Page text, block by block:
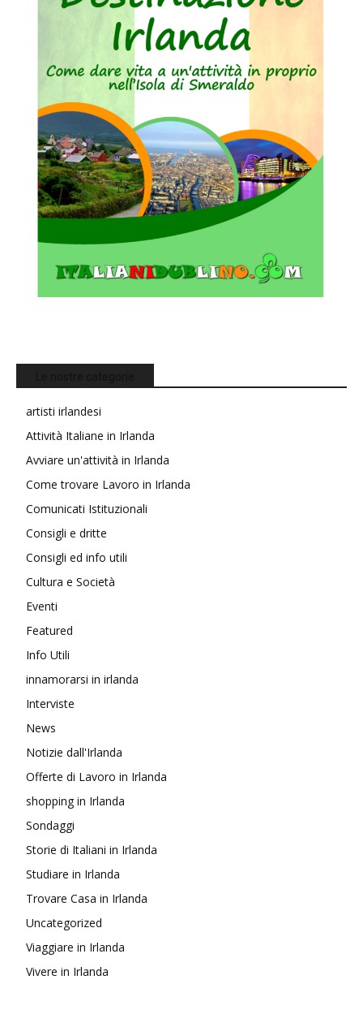
artisti irlandesi
Attività Italiane in Irlanda
Avviare un'attività in Irlanda
Come trovare Lavoro in Irlanda
Comunicati Istituzionali
Consigli e dritte
Consigli ed info utili
Cultura e Società
Eventi
Featured
Info Utili
innamorarsi in irlanda
Interviste
News
Notizie dall'Irlanda
Offerte di Lavoro in Irlanda
shopping in Irlanda
Sondaggi
Storie di Italiani in Irlanda
Studiare in Irlanda
Trovare Casa in Irlanda
Uncategorized
Viaggiare in Irlanda
Vivere in Irlanda